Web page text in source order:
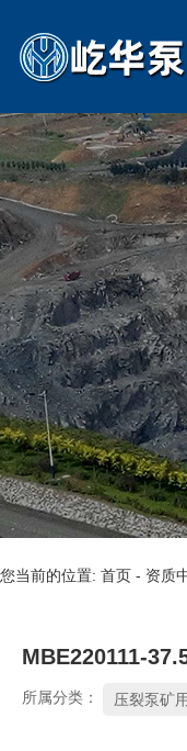
您当前的位置: 首页 - 资质
MBE220111-
所属分类： 压裂泵矿